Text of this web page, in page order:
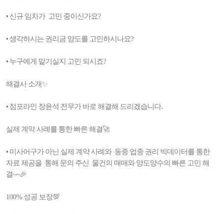
• 신규 임차가 고민 중이신가요?
• 생각하시는 권리금 양도를 고민하시나요?
• 누구에게 맡기실지 고민 되시죠?
해결사 소개✨
• 점포라인 장윤석 전무가 바로 해결해 드리겠습니다.
실제 계약 사례를 통한 빠른 해결🚀
• 미사어구가 아닌 실제 계약 사례와 동종 업종 권리 빅데이터를 통한
자료 제공을 통해 문의 주신 물건의 매매와 양도양수의 빠른 고민 해
결~~🎉
100% 성공 보장💯